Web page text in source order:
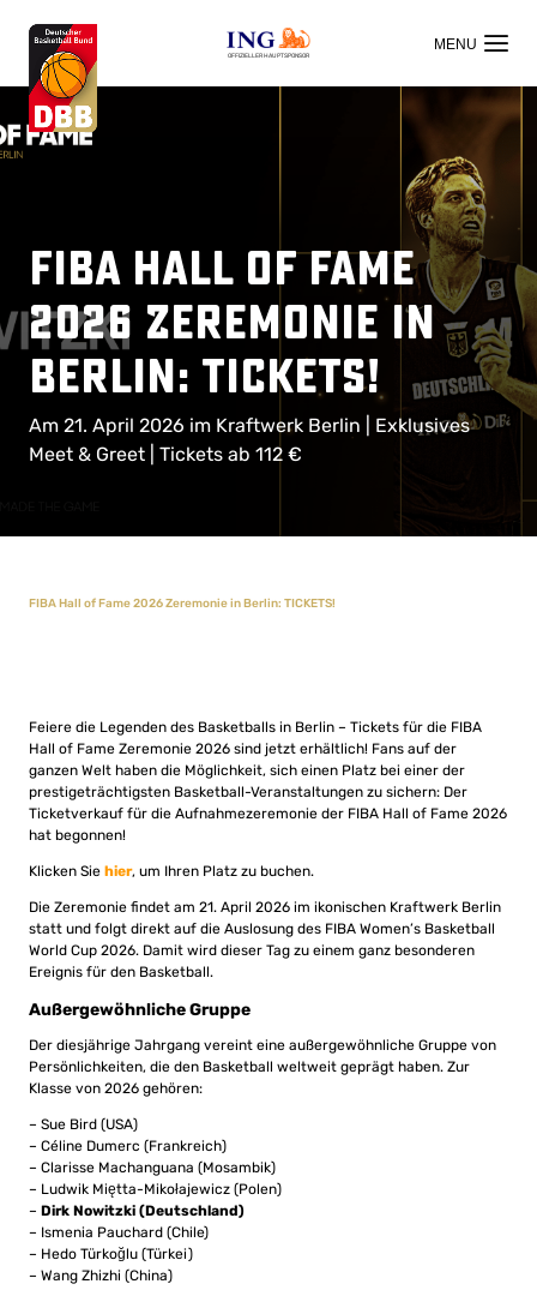
OFFIZIELLER HAUPTSPONSOR
FIBA Hall of Fame
2026 Zeremonie in
Berlin: TICKETS!
Am 21. April 2026 im Kraftwerk Berlin | Exklusives
Meet & Greet | Tickets ab 112 €
FIBA Hall of Fame 2026 Zeremonie in Berlin: TICKETS!
Feiere die Legenden des Basketballs in Berlin – Tickets für die FIBA
Hall of Fame Zeremonie 2026 sind jetzt erhältlich! Fans auf der
ganzen Welt haben die Möglichkeit, sich einen Platz bei einer der
prestigeträchtigsten Basketball-Veranstaltungen zu sichern: Der
Ticketverkauf für die Aufnahmezeremonie der FIBA Hall of Fame 2026
hat begonnen!
Klicken Sie hier, um Ihren Platz zu buchen.
Die Zeremonie findet am 21. April 2026 im ikonischen Kraftwerk Berlin
statt und folgt direkt auf die Auslosung des FIBA Women’s Basketball
World Cup 2026. Damit wird dieser Tag zu einem ganz besonderen
Ereignis für den Basketball.
Außergewöhnliche Gruppe
Der diesjährige Jahrgang vereint eine außergewöhnliche Gruppe von
Persönlichkeiten, die den Basketball weltweit geprägt haben. Zur
Klasse von 2026 gehören:
– Sue Bird (USA)
– Céline Dumerc (Frankreich)
– Clarisse Machanguana (Mosambik)
– Ludwik Miętta-Mikołajewicz (Polen)
– Dirk Nowitzki (Deutschland)
– Ismenia Pauchard (Chile)
– Hedo Türkoğlu (Türkei)
– Wang Zhizhi (China)